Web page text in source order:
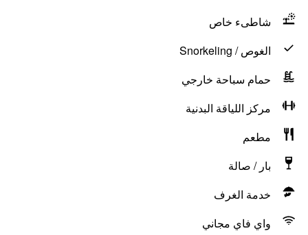
شاطىء خاص
الغوص / Snorkeling
حمام سباحة خارجي
مركز اللياقة البدنية
مطعم
بار / صالة
خدمة الغرف
واي فاي مجاني